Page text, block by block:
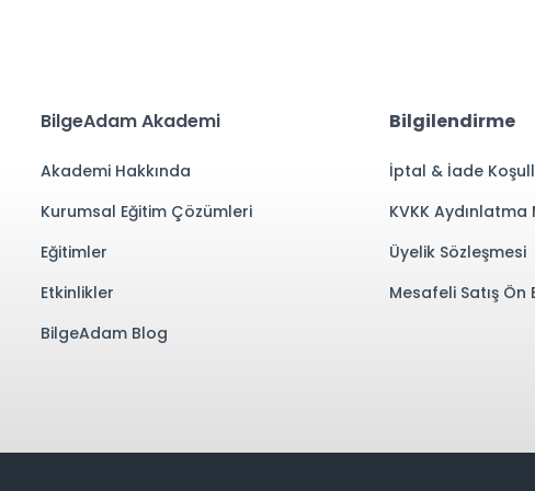
BilgeAdam Akademi
Akademi Hakkında
Kurumsal Eğitim Çözümleri
Eğitimler
Etkinlikler
BilgeAdam Blog
Bilgilendirme
İptal & İade
KVKK Aydınlatma
Üyelik Sözleşmesi
Mesafeli Satış